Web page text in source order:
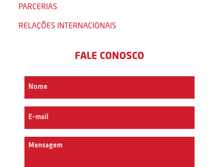
PARCERIAS
RELAÇÕES INTERNACIONAIS
FALE CONOSCO